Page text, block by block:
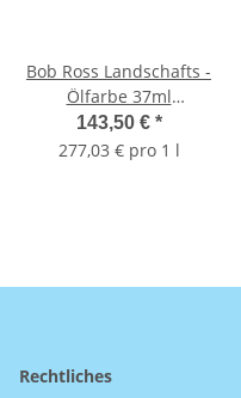
Bob Ross Landschafts -
Ölfarbe 37ml
Komplettset
143,50 € *
277,03 € pro 1 l
Rechtliches